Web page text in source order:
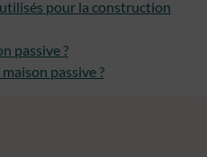
pour la construction
passive ?
passive ?